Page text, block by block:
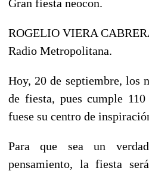
Gran fiesta neocon.
ROGELIO VIERA
Radio Metropolitana.
Hoy, 20 de septiembre, los
de fiesta, pues cumple
fuese su centro de
Para que sea un
pensamiento, la fiesta